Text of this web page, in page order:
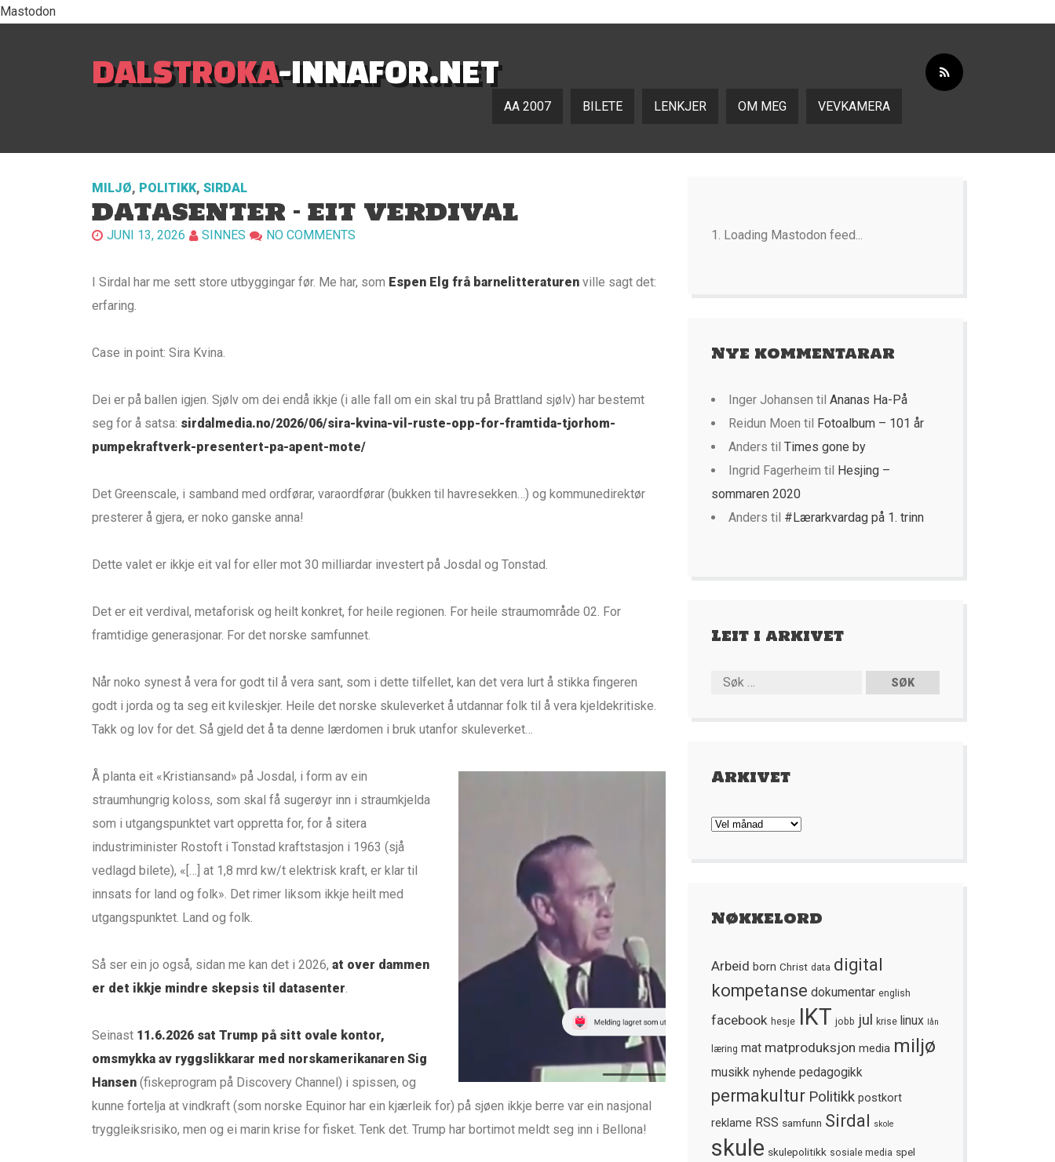
Mastodon
DALSTROKA-INNAFOR.NET
AA 2007 BILETE LENKJER OM MEG VEVKAMERA
MILJØ, POLITIKK, SIRDAL
DATASENTER – EIT VERDIVAL
JUNI 13, 2026 SINNES NO COMMENTS
I Sirdal har me sett store utbyggingar før. Me har, som Espen Elg frå barnelitteraturen ville sagt det:
erfaring.
Case in point: Sira Kvina.
Dei er på ballen igjen. Sjølv om dei endå ikkje (i alle fall om ein skal tru på Brattland sjølv) har bestemt
seg for å satsa: sirdalmedia.no/2026/06/sira-kvina-vil-ruste-opp-for-framtida-tjorhom-
pumpekraftverk-presentert-pa-apent-mote/
Det Greenscale, i samband med ordførar, varaordførar (bukken til havresekken…) og kommunedirektør
presterer å gjera, er noko ganske anna!
Dette valet er ikkje eit val for eller mot 30 milliardar investert på Josdal og Tonstad.
Det er eit verdival, metaforisk og heilt konkret, for heile regionen. For heile straumområde 02. For
framtidige generasjonar. For det norske samfunnet.
Når noko synest å vera for godt til å vera sant, som i dette tilfellet, kan det vera lurt å stikka fingeren
godt i jorda og ta seg eit kvileskjer. Heile det norske skuleverket å utdannar folk til å vera kjeldekritiske.
Takk og lov for det. Så gjeld det å ta denne lærdomen i bruk utanfor skuleverket…
Å planta eit «Kristiansand» på Josdal, i form av ein
straumhungrig koloss, som skal få sugerøyr inn i straumkjelda
som i utgangspunktet vart oppretta for, for å sitera
industriminister Rostoft i Tonstad kraftstasjon i 1963 (sjå
vedlagd bilete), «[…] at 1,8 mrd kw/t elektrisk kraft, er klar til
innsats for land og folk». Det rimer liksom ikkje heilt med
utgangspunktet. Land og folk.
Så ser ein jo også, sidan me kan det i 2026, at over dammen
er det ikkje mindre skepsis til datasenter.
Seinast 11.6.2026 sat Trump på sitt ovale kontor,
omsmykka av ryggslikkarar med norskamerikanaren Sig
Hansen (fiskeprogram på Discovery Channel) i spissen, og
kunne fortelja at vindkraft (som norske Equinor har ein kjærleik for) på sjøen ikkje berre var ein nasjonal
tryggleiksrisiko, men og ei marin krise for fisket. Tenk det. Trump har bortimot meldt seg inn i Bellona!
Loading Mastodon feed...
Nye kommentarar
Inger Johansen til Ananas Ha-På
Reidun Moen til Fotoalbum – 101 år
Anders til Times gone by
Ingrid Fagerheim til Hesjing –
sommaren 2020
Anders til #Lærarkvardag på 1. trinn
Leit i arkivet
Arkivet
Arkivet
Nøkkelord
Arbeid born Christ data digital
kompetanse dokumentar english
facebook hesje IKT jobb jul krise linux lån
læring mat matproduksjon media miljø
musikk nyhende pedagogikk
permakultur Politikk postkort
reklame RSS samfunn Sirdal skole
skule skulepolitikk sosiale media spel